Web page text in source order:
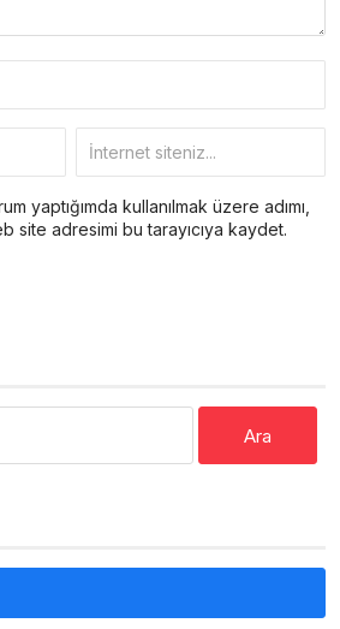
yaptığımda kullanılmak üzere adımı,
site adresimi bu tarayıcıya kaydet.